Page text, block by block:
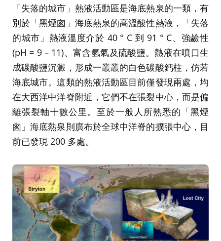
「失落的城市」熱液活動區是海底熱泉的一類，有
別於「黑煙囪」海底熱泉的高溫酸性熱液，「失落
的城市」熱液溫度介於 40 ° C 到 91 ° C、強鹼性
(pH = 9 – 11)、富含氫氣及硫酸鹽。熱液在噴口生
成碳酸鹽沉澱，形成一叢叢的白色碳酸鈣柱，仿若
海底城市。這類的熱液活動區目前僅發現兩處，均
在大西洋中洋脊附近，它們不在張裂中心，而是偏
離張裂軸十數公里。至於一般人所熟悉的「黑煙
囪」海底熱泉則廣布於全球中洋脊的擴張中心，目
前已發現 200 多處。